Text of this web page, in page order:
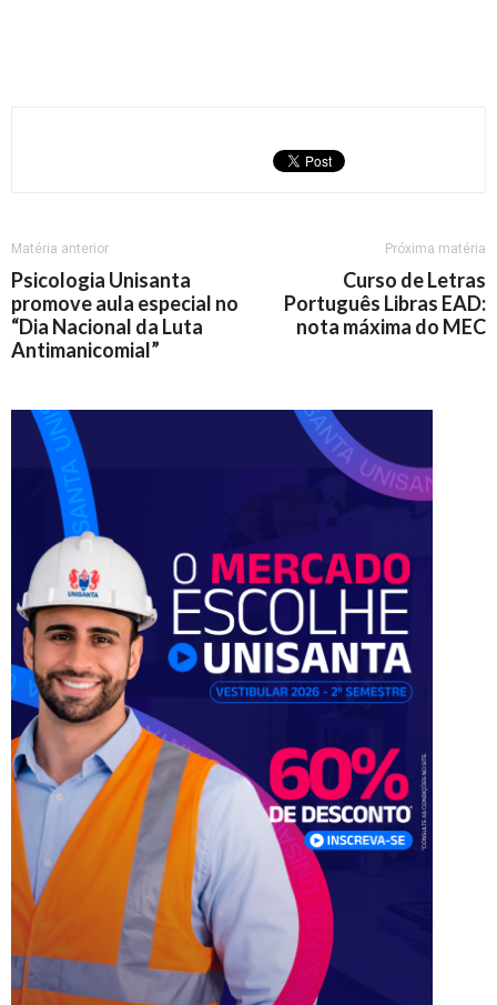
Matéria anterior
Psicologia Unisanta
promove aula especial no
“Dia Nacional da Luta
Antimanicomial”
Próxima matéria
Curso de Letras
Português Libras EAD:
nota máxima do MEC